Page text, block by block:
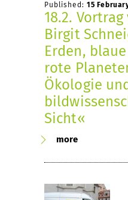
Published: 15
18.2.
Birgit
Erden,
rote
Ökologie
Sicht«
more